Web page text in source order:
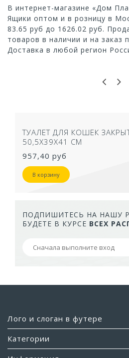
В интернет-магазине «Дом
Ящики оптом и в розницу в
83.65 руб до 1626.02 руб.
товаров в наличии и на заказ
Доставка в любой регион
ТУАЛЕТ ДЛЯ КОШЕК
50,5Х39Х41 СМ
957,40 руб
В корзину
ПОДПИШИТЕСЬ НА НАШУ
БУДЕТЕ В КУРСЕ ВСЕХ
Лого и слоган в футере
Категории